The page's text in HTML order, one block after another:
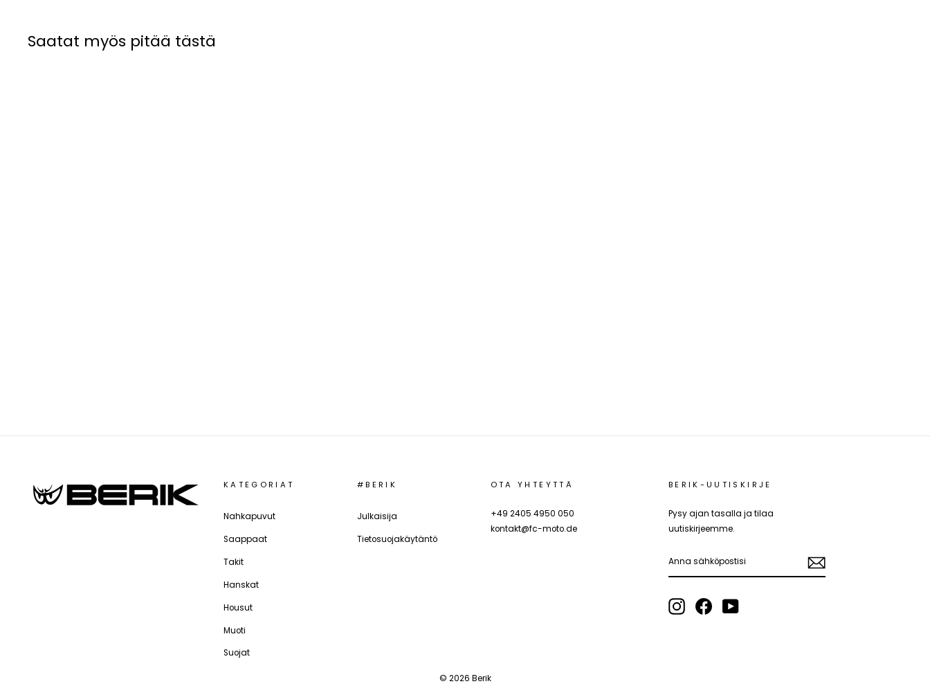
Saatat myös pitää tästä
KATEGORIAT
Nahkapuvut
Saappaat
Takit
Hanskat
Housut
Muoti
Suojat
#BERIK
Julkaisija
Tietosuojakäytäntö
OTA YHTEYTTÄ
+49 2405 4950 050
kontakt@fc-moto.de
BERIK-UUTISKIRJE
Pysy ajan tasalla ja tilaa
uutiskirjeemme.
SÄHKÖPOSTISI
InstagramFacebook
© 2026 Berik